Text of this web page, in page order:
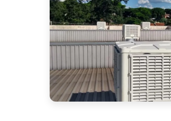
Se você está em busca
em explorar as opções
equipamentos podem
acessível.
FAQ -